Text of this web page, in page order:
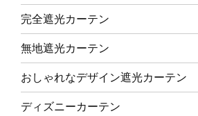
完全遮光カーテン
無地遮光カーテン
おしゃれなデザイン遮光カーテン
ディズニーカーテン